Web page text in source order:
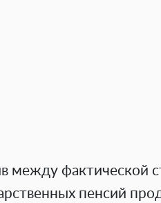
между фактической
пенсий